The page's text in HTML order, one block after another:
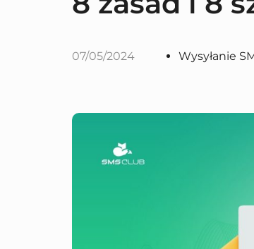
07/05/2024 Wysyłanie